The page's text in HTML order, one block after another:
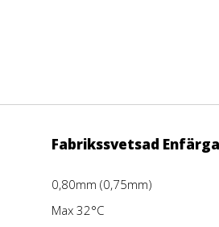
Fabrikssvetsad
0,80mm (0,75mm)
Max 32°C